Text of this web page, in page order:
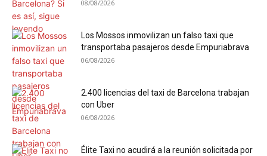
08/08/2026
Los Mossos inmovilizan un falso taxi que
transportaba pasajeros desde Empuriabrava
06/08/2026
2.400 licencias del taxi de Barcelona trabajan
con Uber
06/08/2026
Élite Taxi no acudirá a la reunión solicitada por